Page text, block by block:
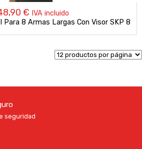
€ IVA incluido
Para 8 Armas Largas Con Visor SKP 8
seguridad